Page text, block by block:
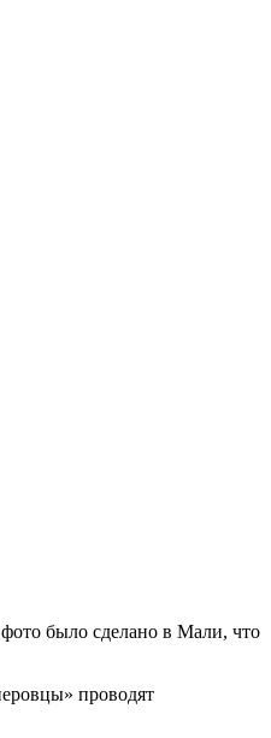
было сделано в Мали, что
проводят